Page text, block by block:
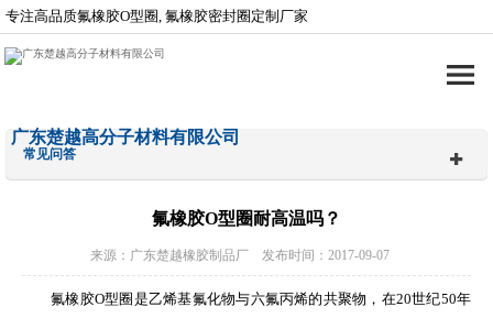
专注高品质氟橡胶O型圈, 氟橡胶密封圈定制厂家
广东楚越高分子材料有限公司
常见问答
氟橡胶O型圈耐高温吗？
来源：广东楚越橡胶制品厂 发布时间：2017-09-07
氟橡胶O型圈是乙烯基氟化物与六氟丙烯的共聚物，在20世纪50年